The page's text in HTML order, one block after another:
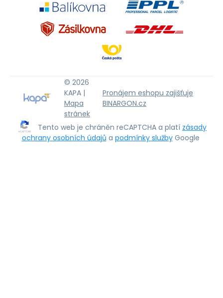
© 2026
KAPA |
Mapa
stránek
Pronájem eshopu zajišťuje
BINARGON.cz
Tento web je chráněn reCAPTCHA a platí zásady
ochrany osobních údajů a podmínky služby Google